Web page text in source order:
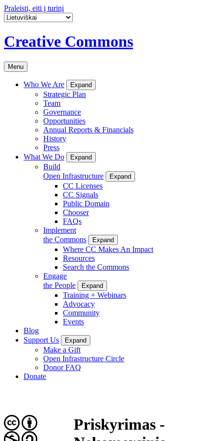
Praleisti, eiti į turinį
Creative Commons
Menu
Who We Are Expand
Strategic Plan
Team
Governance
Opportunities
Annual Reports & Financials
History
Press
What We Do
Expand
Build
Open Infrastructure
Expand
CC Licenses
CC Signals
Public Domain
Chooser
FAQs
Implement
the Commons
Expand
Where CC Makes An Impact
Resources
Search the Commons
Engage
the People
Expand
Training + Webinars
Advocacy
Community
Events
Blog
Support Us
Expand
Make a Gift
Open Infrastructure Circle
Donor FAQ
Donate
Priskyrimas -